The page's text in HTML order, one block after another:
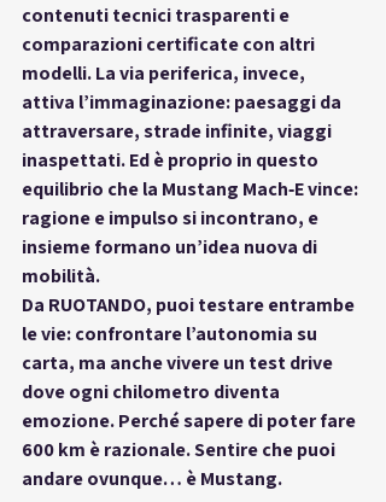
contenuti tecnici trasparenti e
comparazioni certificate con altri
modelli. La via periferica, invece,
attiva l’immaginazione: paesaggi da
attraversare, strade infinite, viaggi
inaspettati. Ed è proprio in questo
equilibrio che la Mustang Mach‑E vince:
ragione e impulso si incontrano, e
insieme formano un’idea nuova di
mobilità.
Da RUOTANDO, puoi testare entrambe
le vie: confrontare l’autonomia su
carta, ma anche vivere un test drive
dove ogni chilometro diventa
emozione. Perché sapere di poter fare
600 km è razionale. Sentire che puoi
andare ovunque… è Mustang.